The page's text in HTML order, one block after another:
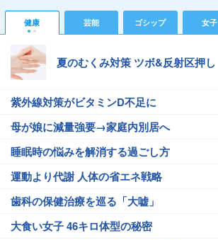
健康 芸能 ゴシップ 女子
夏のむくみ対策 ツボ&反射区押し
紫外線対策がビタミンD不足に
母が娘に減量強要→家庭内別居へ
睡眠時の悩みを解消する過ごし方
運動より代謝 人体の省エネ戦略
歯科の保健治療を巡る「大嘘」
大食い女子 46キロ体型の秘密